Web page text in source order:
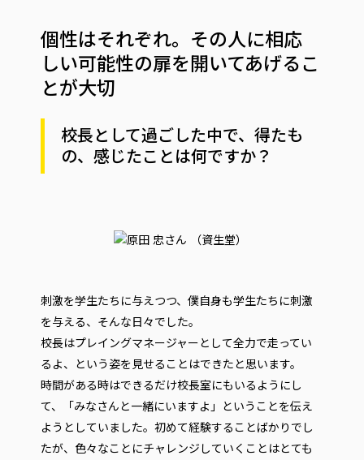
個性はそれぞれ。その人に相応
しい可能性の扉を開いてあげるこ
とが大切
校長として過ごした中で、得たも
の、感じたことは何ですか？
刺激を学生たちに与えつつ、僕自身も学生たちに刺激
を与える、そんな日々でした。
校長はプレイングマネージャーとして全力で走ってい
るよ、という姿を見せることはできたと思います。
時間がある時はできるだけ校長室にもいるようにし
て、「みなさんと一緒にいますよ」ということを伝え
ようとしていました。初めて経験することばかりでし
たが、色々なことにチャレンジしていくことはとても